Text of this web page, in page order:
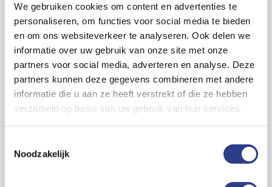
We gebruiken cookies om content en advertenties te
personaliseren, om functies voor social media te bieden
en om ons websiteverkeer te analyseren. Ook delen we
informatie over uw gebruik van onze site met onze
partners voor social media, adverteren en analyse. Deze
partners kunnen deze gegevens combineren met andere
informatie die u aan ze heeft verstrekt of die ze hebben
verzameld op basis van uw gebruik van hun services.
Noodzakelijk
griepje, maar echt voor ingrijpende ziektes of
ongelukken waardoor ik langere tijd niet kan werken.”
Kom in actie
Deze ondernemer is blij dat hij actie heeft
ondernomen. Want het hele proces neemt zomaar
enkele weken in beslag. “Mocht die peildatum straks
bekend zijn, dan hoef ik me niet meer druk te maken.”
Kortom, wie nu actie onderneemt, behoud de regie
gevallen bent u goedkoper uit en sluit de verzekering